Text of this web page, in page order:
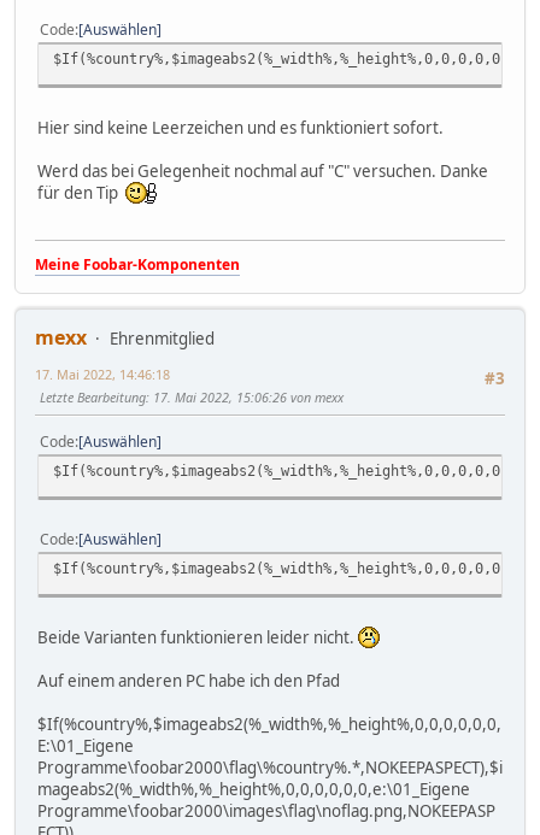
Code Auswählen
Hier sind keine Leerzeichen und es funktioniert sofort.
Werd das bei Gelegenheit nochmal auf "C" versuchen. Danke
für den Tip
Meine Foobar-Komponenten
mexx
Ehrenmitglied
#3
17. Mai 2022, 14:46:18
Letzte Bearbeitung: 17. Mai 2022, 15:06:26 von mexx
Code Auswählen
Code Auswählen
Beide Varianten funktionieren leider nicht.
Auf einem anderen PC habe ich den Pfad
$If(%country%,$imageabs2(%_width%,%_height%,0,0,0,0,0,0,
E:\01_Eigene
Programme\foobar2000\flag\%country%.*,NOKEEPASPECT),$i
mageabs2(%_width%,%_height%,0,0,0,0,0,0,e:\01_Eigene
Programme\foobar2000\images\flag\noflag.png,NOKEEPASP